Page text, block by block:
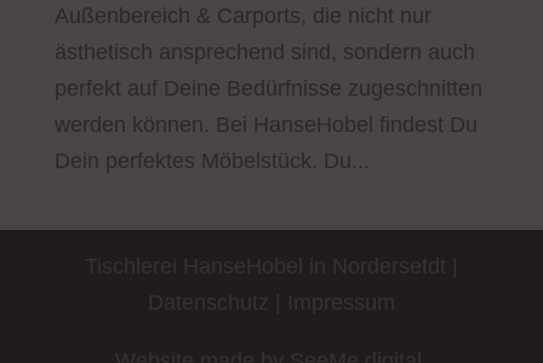
Außenbereich & Carports, die nicht nur
ästhetisch ansprechend sind, sondern auch
perfekt auf Deine Bedürfnisse zugeschnitten
werden können. Bei HanseHobel findest Du
Dein perfektes Möbelstück. Du...